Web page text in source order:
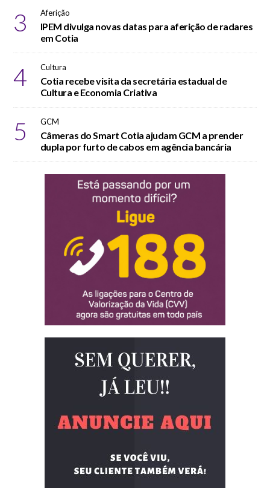
3 Aferição
IPEM divulga novas datas para aferição de radares
em Cotia
4 Cultura
Cotia recebe visita da secretária estadual de
Cultura e Economia Criativa
5 GCM
Câmeras do Smart Cotia ajudam GCM a prender
dupla por furto de cabos em agência bancária